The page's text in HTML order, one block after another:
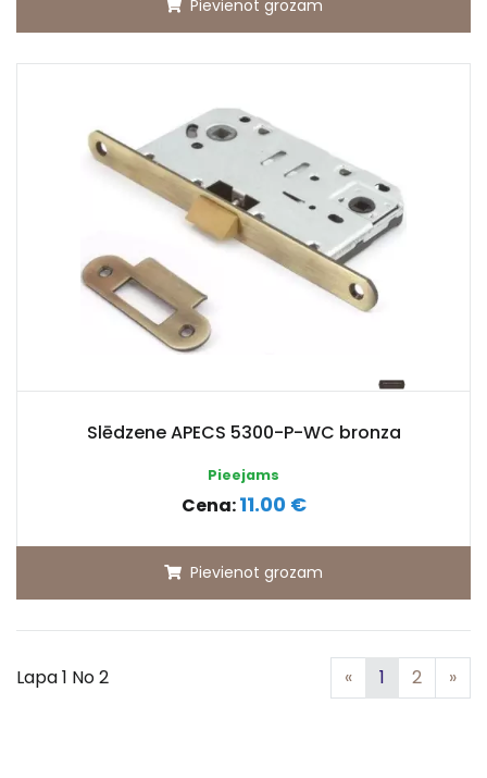
Pievienot grozam
Slēdzene APECS 5300-P-WC bronza
Pieejams
Cena:11.00 €
Pievienot grozam
Lapa 1 No 2 «Iepriekšējā
1 2 »